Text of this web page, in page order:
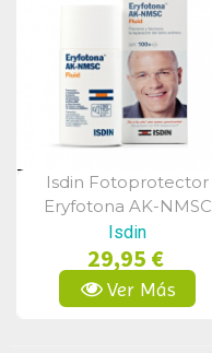
Vista Rápida
Isdin Fotoprotector
Eryfotona AK-NMSC
Fluid SPF100+ 50ml
Isdin
29,95 €
Ver Más